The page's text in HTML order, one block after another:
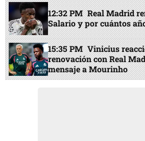
12:32 PM Real Madrid
Salario y por cuántos
15:35 PM Vinicius
renovación con Real
mensaje a Mourinho